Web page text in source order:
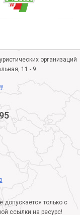
организаций
11 - 9
допускается только с
ссылки на ресурс!